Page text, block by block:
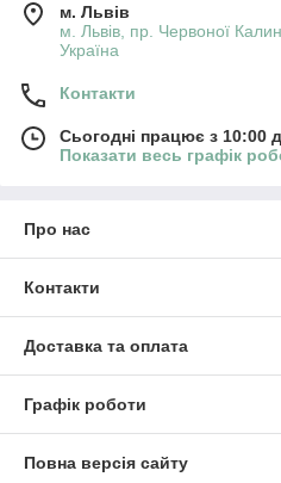
м. Львів
м. Львів, пр. Червоної
Україна
Контакти
Сьогодні працює з 10:00
Показати весь графік
Про нас
Контакти
Доставка та оплата
Графік роботи
Повна версія сайту